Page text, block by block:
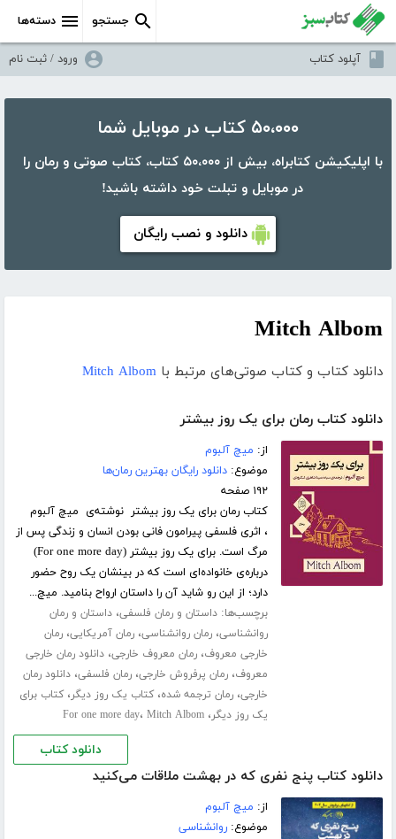
دسته‌ها جستجو
آپلود کتاب ورود / ثبت نام
۵۰،۰۰۰ کتاب در موبایل شما
با اپلیکیشن کتابراه، بیش از ۵۰،۰۰۰ کتاب، کتاب صوتی و رمان را
در موبایل و تبلت خود داشته باشید!
دانلود و نصب رایگان
Mitch Albom
دانلود کتاب و کتاب صوتی‌های مرتبط با Mitch Albom
دانلود کتاب رمان برای یک روز بیشتر
از: میچ آلبوم
موضوع:دانلود رایگان بهترین رمان‌ها
۱۹۲ صفحه
کتاب رمان برای یک روز بیشتر نوشته‌ی میچ آلبوم
، اثری فلسفی پیرامون فانی بودن انسان و زندگی پس از
مرگ است. برای یک روز بیشتر (For one more day)
درباره‌ی خانواده‌ای است که در بینشان یک روح حضور
دارد؛ از این رو شاید آن را داستان ارواح بنامید. میچ...
برچسب‌ها:داستان و رمان فلسفی،داستان و رمان
روانشناسی،رمان روانشناسی،رمان آمریکایی،رمان
خارجی معروف،رمان معروف خارجی،دانلود رمان خارجی
معروف،رمان پرفروش خارجی،رمان فلسفی،دانلود رمان
خارجی،رمان ترجمه شده،کتاب یک روز دیگر،کتاب برای
یک روز دیگر، For one more day، Mitch Albom
دانلود کتاب
دانلود کتاب پنج نفری که در بهشت ملاقات می‌کنید
از: میچ آلبوم
موضوع:روانشناسی